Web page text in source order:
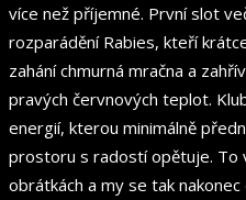
více než příjemné. První slot
rozparádění Rabies, kteří
zahání chmurná mračna a
pravých červnových teplot.
energií, kterou minimálně
prostoru s radostí opětuje. To
obrátkách a my se tak